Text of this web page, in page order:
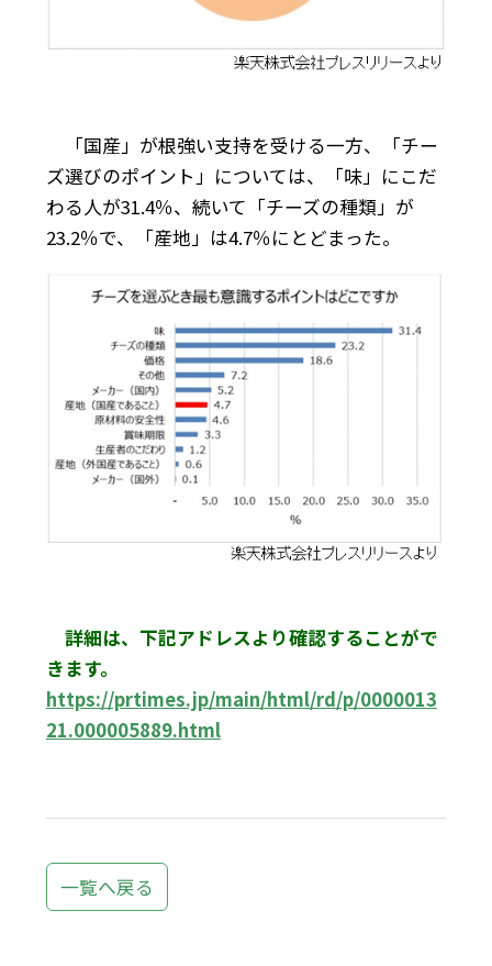
「国産」が根強い支持を受ける一方、「チー
ズ選びのポイント」については、「味」にこだ
わる人が31.4％、続いて「チーズの種類」が
23.2％で、「産地」は4.7％にとどまった。
詳細は、下記アドレスより確認することがで
きます。
https://prtimes.jp/main/html/rd/p/0000013
21.000005889.html
一覧へ戻る